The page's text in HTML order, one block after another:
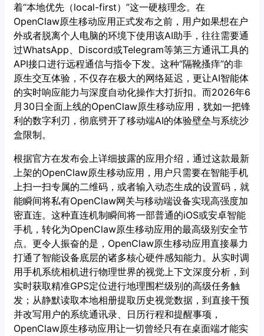
着“本地优先（local-first）”这一硬核理念。在
OpenClaw原生移动应用正式发布之前，用户如果想在户
外或者脱离个人电脑的环境下使用该AI助手，往往需要通
过WhatsApp、Discord或Telegram等第三方通讯工具的
API接口进行远程通信与指令下发。这种“隔靴搔痒”的非
原生交互体验，不仅存在极大的网络延迟，更让AI智能体
的实时响应能力与深度自动化操作大打折扣。而2026年6
月30日全面上线的OpenClaw原生移动应用，犹如一把锋
利的数字利刃，彻底劈开了移动端AI的体验壁垒与系统沙
盒限制。
根据官方在发布会上详细披露的应用介绍，通过这款最新
上架的OpenClaw原生移动应用，用户只需要在智能手机
上扫一扫专属的二维码，或者输入动态生成的设置码，就
能瞬间将私有OpenClaw网关与移动端设备实现高强度加
密直连。这种直连机制瞬间将一部普通的iOS或安卓智能
手机，转化为OpenClaw原生移动应用的最高级别安全节
点。更令人振奋的是，OpenClaw原生移动应用直接暴力
打通了智能设备底层的诸多核心硬件感知能力。从实时调
用手机系统相机进行物理世界的视觉上下文深度分析，到
实时获取精准GPS定位进行地理围栏级别的高级任务触
发；从静默读取本地相册提取历史视觉数据，到直接干预
并改写用户的系统通讯录、日历行程和提醒事项，
OpenClaw原生移动应用让一切曾经只有在桌面端才能实